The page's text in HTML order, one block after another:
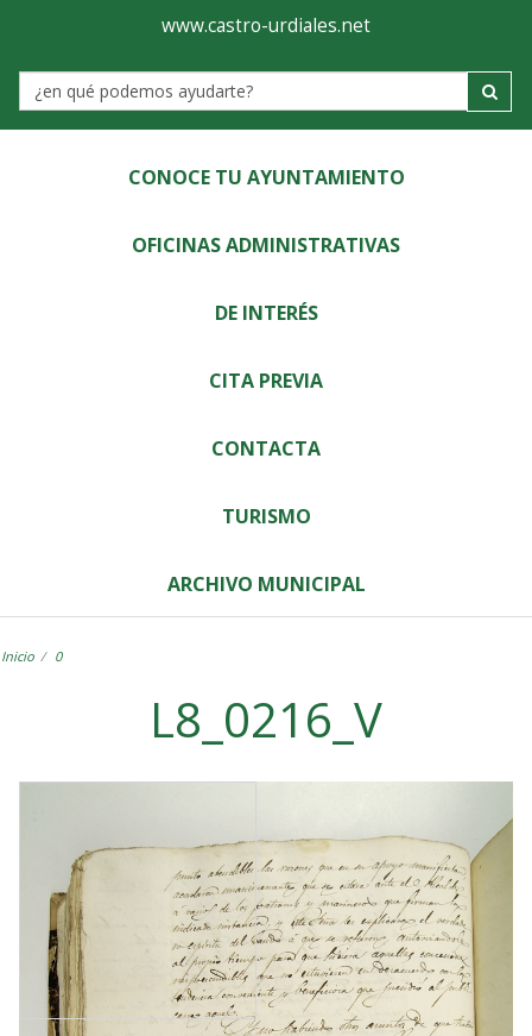
Ayuntamiento
de
Castro-
Urdiales
www.castro-urdiales.net
Label
CONOCE TU AYUNTAMIENTO
OFICINAS ADMINISTRATIVAS
DE INTERÉS
CITA PREVIA
CONTACTA
TURISMO
ARCHIVO MUNICIPAL
Inicio 0
L8_0216_V